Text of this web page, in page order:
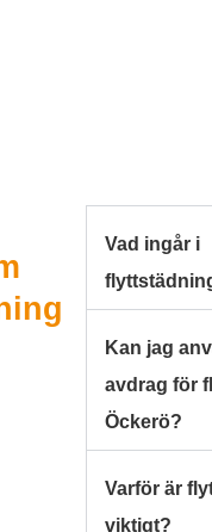
Vad ingår i
Kan jag
avdrag för
Öckerö?
Varför är
viktigt?